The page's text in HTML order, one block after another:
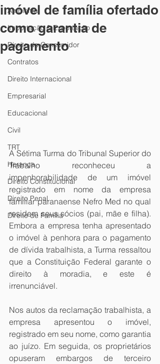
Ambiental
Importação & Exportação
Direito do Consumidor
Contratos
Direito Internacional
Empresarial
Educacional
Civil
TRT
Herança
Direito Constitucional
Direito Penal
Direito de Família
imóvel de família ofertado
como garantia de
pagamento
A Sétima Turma do Tribunal Superior do
Trabalho reconheceu a
impenhorabilidade de um imóvel
registrado em nome da empresa
familiar paranaense Nefro Med no qual
residem seus sócios (pai, mãe e filha).
Embora a empresa tenha apresentado
o imóvel à penhora para o pagamento
de dívida trabalhista, a Turma ressaltou
que a Constituição Federal garante o
direito à moradia, e este é
irrenunciável.
Nos autos da reclamação trabalhista, a
empresa apresentou o imóvel,
registrado em seu nome, como garantia
ao juízo. Em seguida, os proprietários
opuseram embargos de terceiro